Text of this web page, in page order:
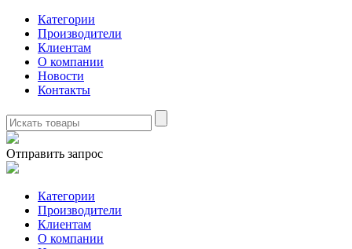
Категории
Производители
Клиентам
О компании
Новости
Контакты
Отправить запрос
Категории
Производители
Клиентам
О компании